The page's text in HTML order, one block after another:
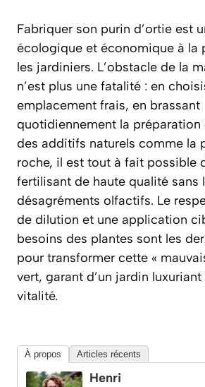
Fabriquer son purin d’ortie est
écologique et économique à la
les jardiniers. L’obstacle de la
n’est plus une fatalité : en
emplacement frais, en brassant
quotidiennement la préparation
des additifs naturels comme la
roche, il est tout à fait possible
fertilisant de haute qualité sans
désagréments olfactifs. Le
de dilution et une application
besoins des plantes sont les
pour transformer cette «
vert, garant d’un jardin
vitalité.
À propos Articles récents
Henri